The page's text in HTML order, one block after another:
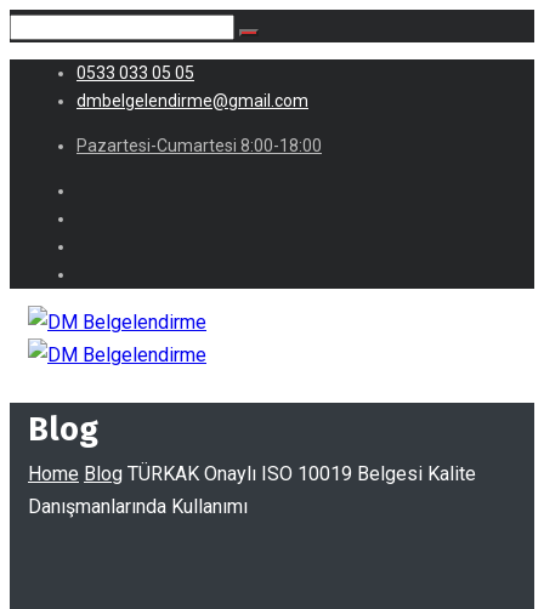
0533 033 05 05
dmbelgelendirme@gmail.com
Pazartesi-Cumartesi 8:00-18:00
Blog
Home Blog TÜRKAK Onaylı ISO 10019 Belgesi Kalite
Danışmanlarında Kullanımı